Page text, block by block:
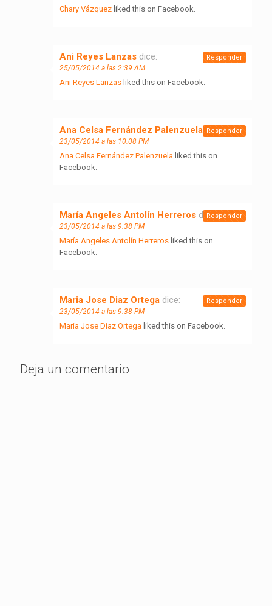
Chary Vázquez liked this on Facebook.
Ani Reyes Lanzas dice:
25/05/2014 a las 2:39 AM
Ani Reyes Lanzas liked this on Facebook.
Responder
Ana Celsa Fernández Palenzuela dice:
23/05/2014 a las 10:08 PM
Ana Celsa Fernández Palenzuela liked this on
Facebook.
Responder
María Angeles Antolín Herreros dice:
23/05/2014 a las 9:38 PM
María Angeles Antolín Herreros liked this on
Facebook.
Responder
Maria Jose Diaz Ortega dice:
23/05/2014 a las 9:38 PM
Maria Jose Diaz Ortega liked this on Facebook.
Responder
Deja un comentario